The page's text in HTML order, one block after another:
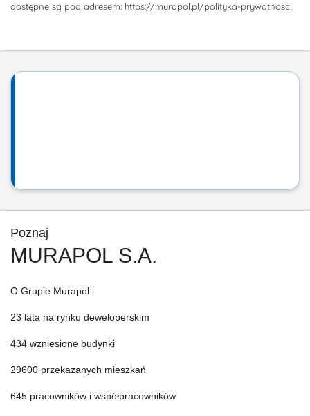
dostępne są pod adresem: https://murapol.pl/polityka-prywatnosci.
Poznaj
MURAPOL S.A.
O Grupie Murapol:
23 lata na rynku deweloperskim
434 wzniesione budynki
29600 przekazanych mieszkań
645 pracowników i współpracowników